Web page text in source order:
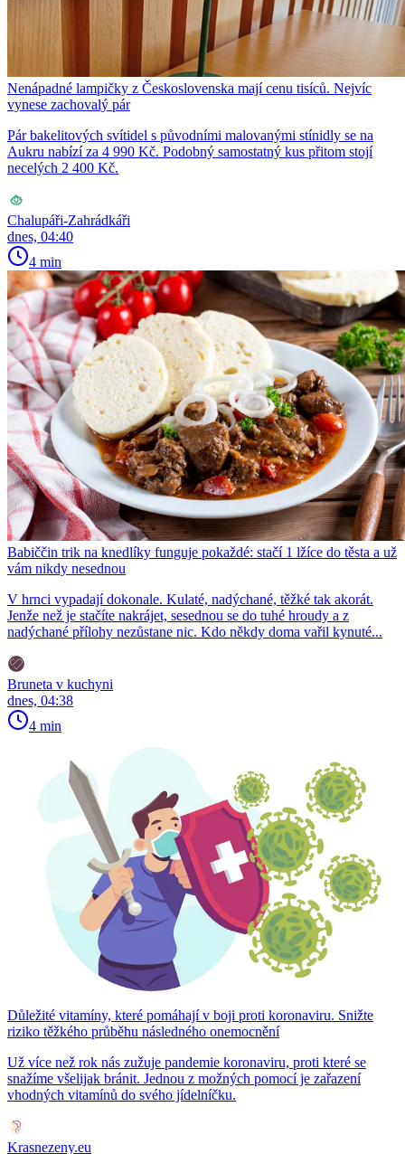
Nenápadné lampičky z Československa mají cenu tisíců. Nejvíc
vynese zachovalý pár
Pár bakelitových svítidel s původními malovanými stínidly se na
Aukru nabízí za 4 990 Kč. Podobný samostatný kus přitom stojí
necelých 2 400 Kč.
Chalupáři-Zahrádkáři
dnes, 04:40
4 min
Babiččin trik na knedlíky funguje pokaždé: stačí 1 lžíce do těsta a už
vám nikdy nesednou
V hrnci vypadají dokonale. Kulaté, nadýchané, těžké tak akorát.
Jenže než je stačíte nakrájet, sesednou se do tuhé hroudy a z
nadýchané přílohy nezůstane nic. Kdo někdy doma vařil kynuté...
Bruneta v kuchyni
dnes, 04:38
4 min
Důležité vitamíny, které pomáhají v boji proti koronaviru. Snižte
riziko těžkého průběhu následného onemocnění
Už více než rok nás zužuje pandemie koronaviru, proti které se
snažíme všelijak bránit. Jednou z možných pomocí je zařazení
vhodných vitamínů do svého jídelníčku.
Krasnezeny.eu